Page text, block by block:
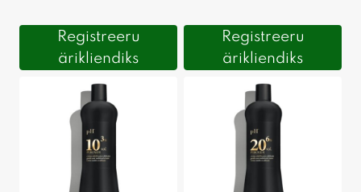
Registreeru
ärikliendiks
Registreeru
ärikliendiks